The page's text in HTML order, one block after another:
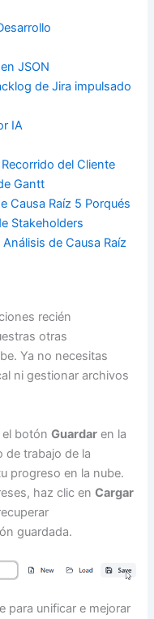
JSON
de Jira impulsado
IA
del Cliente
Gantt
Causa Raíz 5 Porqués
Stakeholders
de Causa Raíz
recién
otras
Ya no necesitas
ni gestionar archivos
el botónGuardar en la
de trabajo de la
progreso en la nube.
haz clic enCargar
guardada.
para unificar e mejorar